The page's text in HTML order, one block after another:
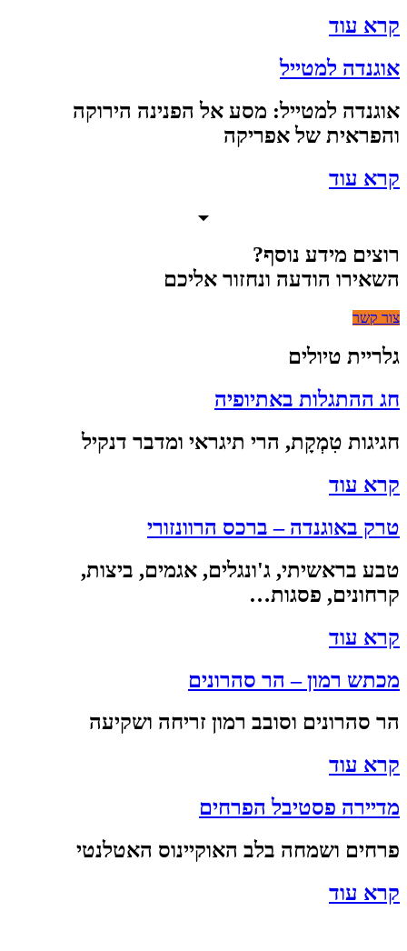
קרא עוד
אוגנדה למטייל
אוגנדה למטייל: מסע אל הפנינה הירוקה
והפראית של אפריקה
קרא עוד
רוצים מידע נוסף?
השאירו הודעה ונחזור אליכם
צור קשר
גלריית טיולים
חג ההתגלות באתיופיה
חגיגות טִמְקָת, הרי תיגראי ומדבר דנקיל
קרא עוד
טרק באוגנדה – ברכס הרוונזורי
טבע בראשיתי, ג'ונגלים, אגמים, ביצות,
קרחונים, פסגות…
קרא עוד
מכתש רמון – הר סהרונים
הר סהרונים וסובב רמון זריחה ושקיעה
קרא עוד
מדיירה פסטיבל הפרחים
פרחים ושמחה בלב האוקיינוס האטלנטי
קרא עוד